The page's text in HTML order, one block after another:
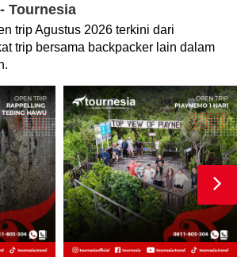
Tournesia
trip Agustus 2026 terkini dari
trip bersama backpacker lain dalam